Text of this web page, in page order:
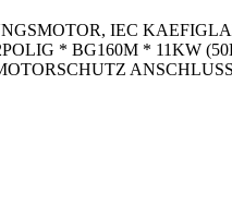
IEC
* BG160M * 11KW